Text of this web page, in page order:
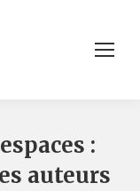
:
auteurs